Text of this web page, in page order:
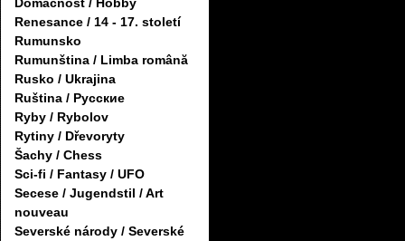
Renesance / 14 - 17. století
Rumunsko
Rumunština / Limba română
Rusko / Ukrajina
Ruština / Русские
Ryby / Rybolov
Rytiny / Dřevoryty
Šachy / Chess
Sci-fi / Fantasy / UFO
Secese / Jugendstil / Art
nouveau
Severské národy / Severské